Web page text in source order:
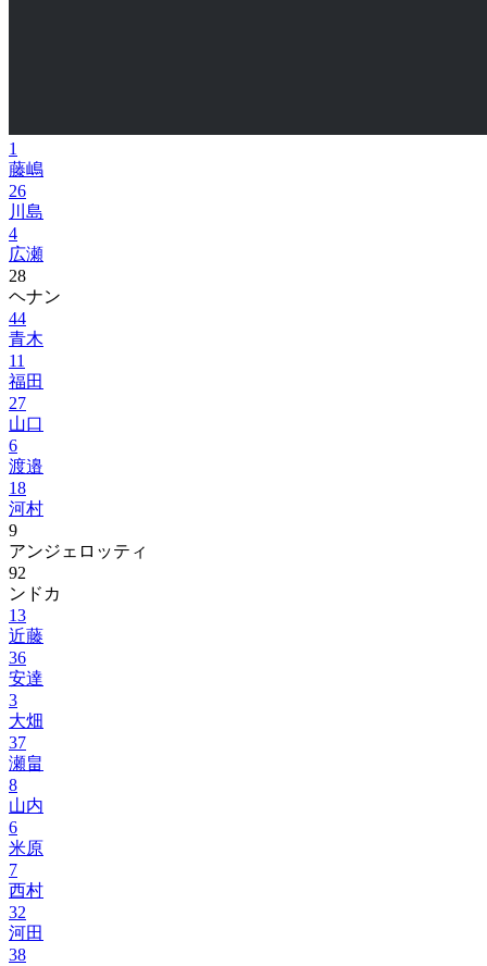
1
藤嶋
26
川島
4
広瀬
28
ヘナン
44
青木
11
福田
27
山口
6
渡邉
18
河村
9
アンジェロッティ
92
ンドカ
13
近藤
36
安達
3
大畑
37
瀬畠
8
山内
6
米原
7
西村
32
河田
38